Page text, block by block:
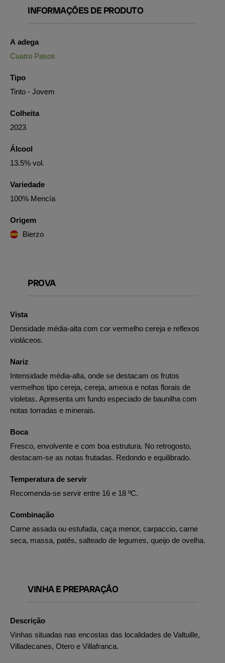
INFORMAÇÕES DE PRODUTO
A adega
Cuatro Pasos
Tipo
Tinto - Jovem
Colheita
2023
Álcool
13.5% vol.
Variedade
100% Mencía
Origem
Bierzo
PROVA
Vista
Densidade média-alta com cor vermelho cereja e reflexos
violáceos.
Nariz
Intensidade média-alta, onde se destacam os frutos
vermelhos tipo cereja, cereja, ameixa e notas florais de
violetas. Apresenta um fundo especiado de baunilha com
notas torradas e minerais.
Boca
Fresco, envolvente e com boa estrutura. No retrogosto,
destacam-se as notas frutadas. Redondo e equilibrado.
Temperatura de servir
Recomenda-se servir entre 16 e 18 ºC.
Combinação
Carne assada ou estufada, caça menor, carpaccio, carne
seca, massa, patês, salteado de legumes, queijo de ovelha.
VINHA E PREPARAÇÃO
Descrição
Vinhas situadas nas encostas das localidades de Valtuille,
Villadecanes, Otero e Villafranca.